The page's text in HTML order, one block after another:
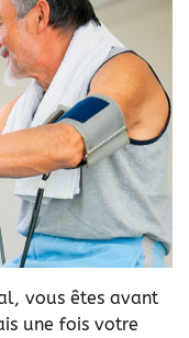
vous êtes avant
une fois votre